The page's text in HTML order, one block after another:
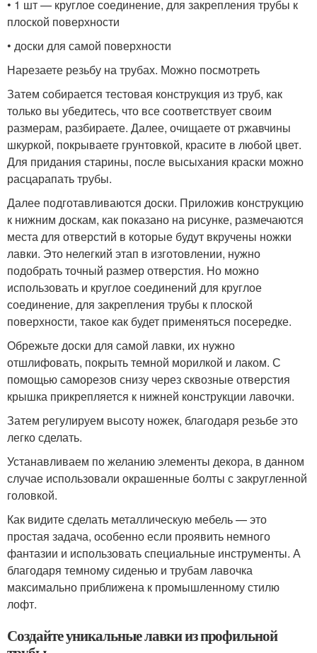
• 1 шт — круглое соединение, для закрепления трубы к
плоской поверхности
• доски для самой поверхности
Нарезаете резьбу на трубах. Можно посмотреть
Затем собирается тестовая конструкция из труб, как
только вы убедитесь, что все соответствует своим
размерам, разбираете. Далее, очищаете от ржавчины
шкуркой, покрываете грунтовкой, красите в любой цвет.
Для придания старины, после высыхания краски можно
расцарапать трубы.
Далее подготавливаются доски. Приложив конструкцию
к нижним доскам, как показано на рисунке, размечаются
места для отверстий в которые будут вкручены ножки
лавки. Это нелегкий этап в изготовлении, нужно
подобрать точный размер отверстия. Но можно
использовать и круглое соединений для круглое
соединение, для закрепления трубы к плоской
поверхности, такое как будет применяться посередке.
Обрежьте доски для самой лавки, их нужно
отшлифовать, покрыть темной морилкой и лаком. С
помощью саморезов снизу через сквозные отверстия
крышка прикрепляется к нижней конструкции лавочки.
Затем регулируем высоту ножек, благодаря резьбе это
легко сделать.
Устанавливаем по желанию элементы декора, в данном
случае использовали окрашенные болты с закругленной
головкой.
Как видите сделать металлическую мебель — это
простая задача, особенно если проявить немного
фантазии и использовать специальные инструменты. А
благодаря темному сиденью и трубам лавочка
максимально приближена к промышленному стилю
лофт.
Создайте уникальные лавки из профильной